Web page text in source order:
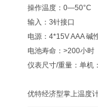
操作温度：0—50°C
输入：3针接口
电源：4*15V AAA 碱
电池寿命：>200小时
仪表尺寸/重量：单机
优特经济型掌上温度